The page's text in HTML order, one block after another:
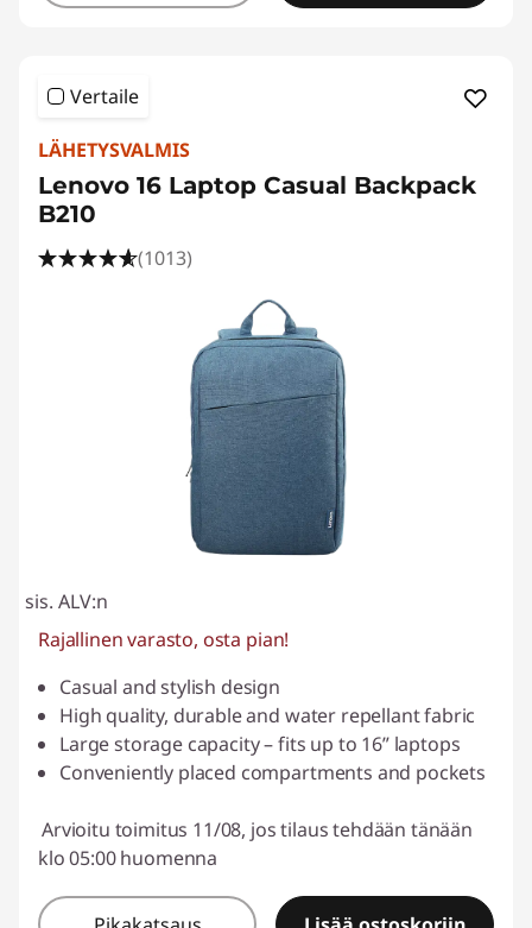
Vertaile
LÄHETYSVALMIS
Lenovo 16 Laptop Casual Backpack
B210
(1013)
sis. ALV:n
Rajallinen varasto, osta pian!
Casual and stylish design
High quality, durable and water repellant fabric
Large storage capacity – fits up to 16” laptops
Conveniently placed compartments and pockets
Arvioitu toimitus 11/08, jos tilaus tehdään tänään
klo 05:00 huomenna